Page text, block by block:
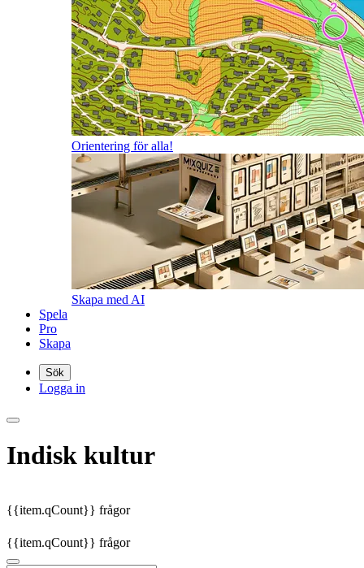
Orientering för alla!
Skapa med AI
Spela
Pro
Skapa
Sök
Logga in
Indisk kultur
{{item.qCount}} frågor
{{item.qCount}} frågor